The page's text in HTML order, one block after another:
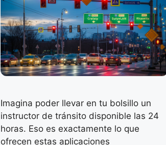
Imagina poder llevar en tu bolsillo un
instructor de tránsito disponible las 24
horas. Eso es exactamente lo que
ofrecen estas aplicaciones